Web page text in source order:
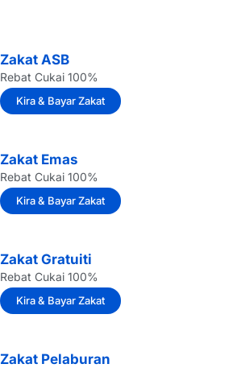
Zakat ASB
Rebat Cukai 100%
Kira & Bayar Zakat
Zakat Emas
Rebat Cukai 100%
Kira & Bayar Zakat
Zakat Gratuiti
Rebat Cukai 100%
Kira & Bayar Zakat
Zakat Pelaburan